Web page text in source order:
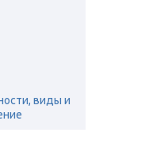
виды и